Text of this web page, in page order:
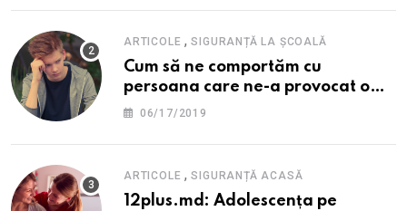
ARTICOLE ,SIGURANȚĂ LA ȘCOALĂ
Cum să ne comportăm cu
persoana care ne-a provocat o
supărare?
06/17/2019
ARTICOLE ,SIGURANȚĂ ACASĂ
12plus.md: Adolescența pe